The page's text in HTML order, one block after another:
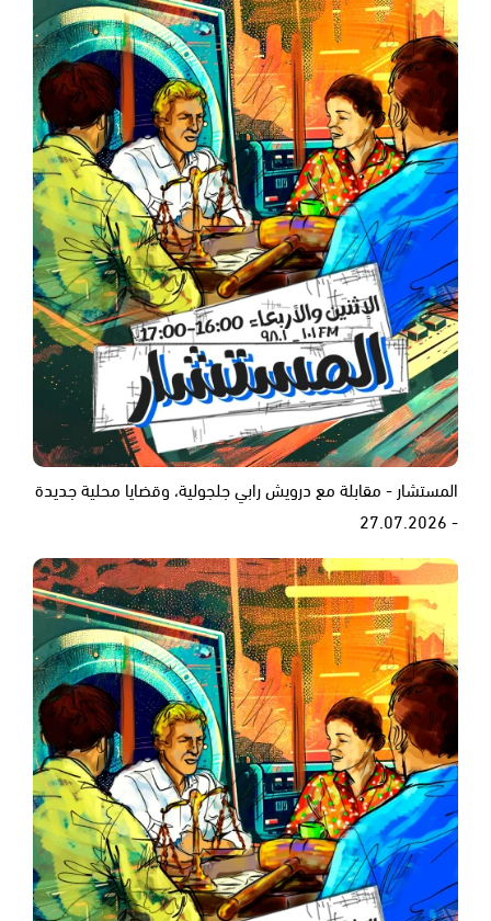
المستشار - مقابلة مع درويش رابي جلجولية، وقضايا محلية جديدة
- 27.07.2026